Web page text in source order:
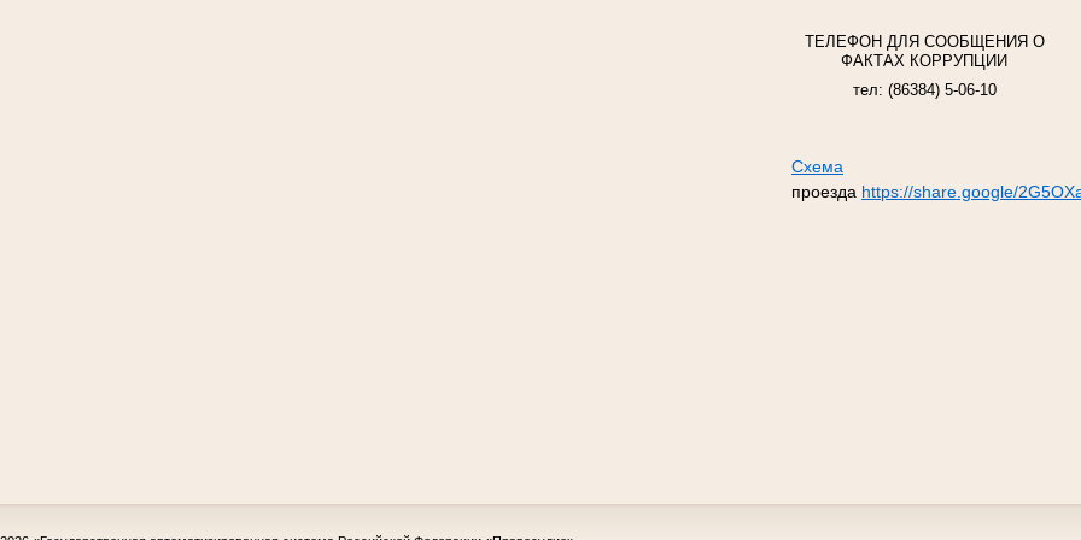
ТЕЛЕФОН ДЛЯ СООБЩЕНИЯ О
ФАКТАХ КОРРУПЦИИ
тел: (86384) 5-06-10
Схема
проезда https://share.google/